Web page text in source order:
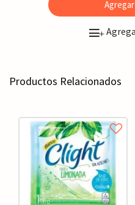
+
Productos Relacionados